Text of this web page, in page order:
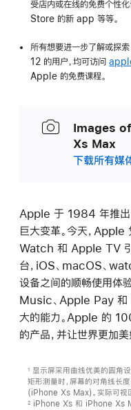
受店内或在线的免费个性
Store 的新 app 等等。
所有想要进一步了解或
12 的用户，均可访问
Apple 的免费课程。
Images
Xs Max
下载所有媒
Apple 于 1984 年推出
巨大变革。今天，
Watch 和 Apple TV 引
台，iOS、macOS、
设备之间的顺畅使用体
Music、Apple Pay 和
大的能力。Apple 的
的产品，并让世界更加美
1
显示屏采用曲线优美的圆角
矩形测量时，屏幕的对角线
(iPhone Xs Max)。实际可视
2
iPhone Xs 和 iPhone Xs